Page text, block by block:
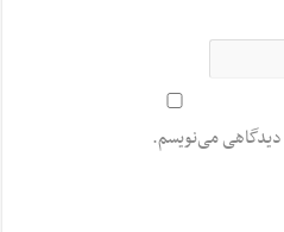
دیدگاهی می‌نویسم.